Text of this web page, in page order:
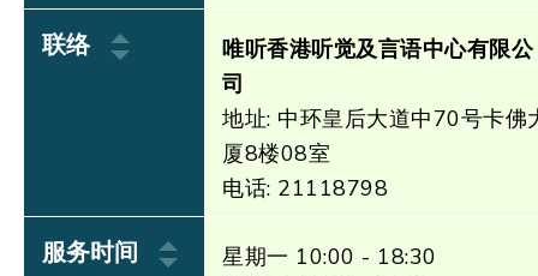
联络
唯听香港听觉及言语中心有限公
司
地址: 中环皇后大道中70号卡佛
厦8楼08室
电话: 21118798
服务时间
星期一 10:00 - 18:30